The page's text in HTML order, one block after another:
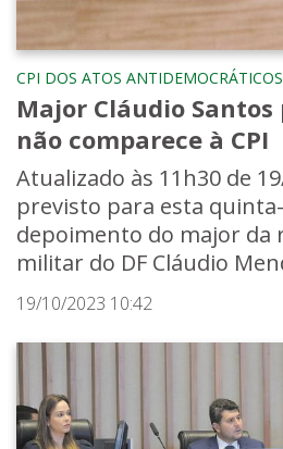
CPI DOS ATOS ANTIDEMOCRÁTICOS
Major Cláudio Santos
não comparece à CPI
Atualizado às 11h30 de
previsto para esta
depoimento do major da
militar do DF Cláudio
19/10/2023 10:42